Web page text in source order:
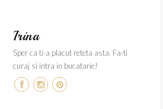
Irina
Sper ca ti-a placut reteta asta. Fa-ti
curaj si intra in bucatarie!